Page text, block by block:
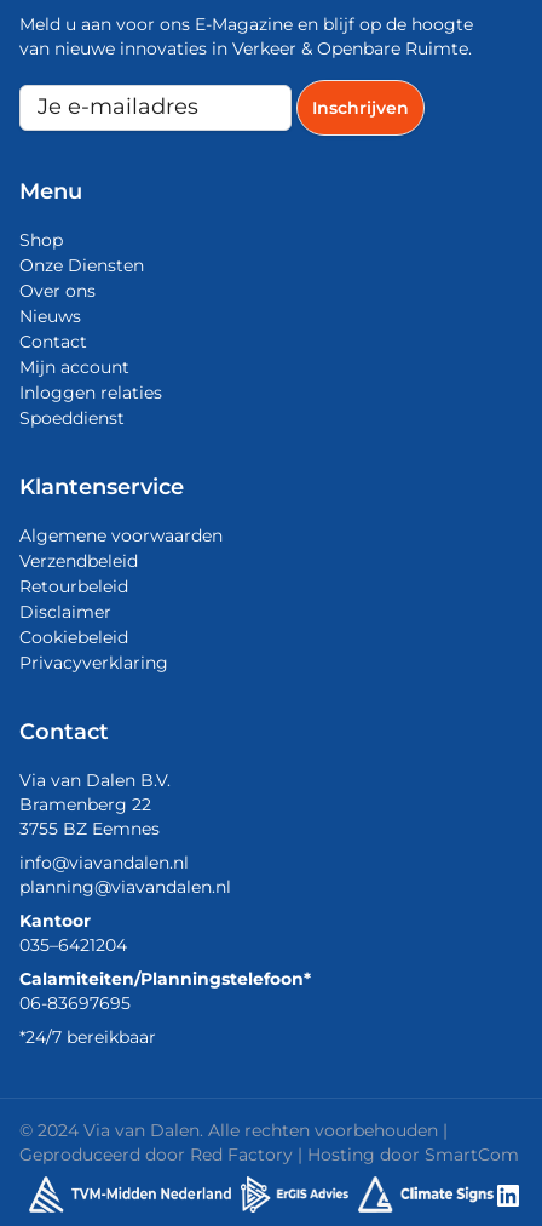
Meld u aan voor ons E-Magazine en blijf op de hoogte
van nieuwe innovaties in Verkeer & Openbare Ruimte.
Menu
Shop
Onze Diensten
Over ons
Nieuws
Contact
Mijn account
Inloggen relaties
Spoeddienst
Klantenservice
Algemene voorwaarden
Verzendbeleid
Retourbeleid
Disclaimer
Cookiebeleid
Privacyverklaring
Contact
Via van Dalen B.V.
Bramenberg 22
3755 BZ Eemnes
info@viavandalen.nl
planning@viavandalen.nl
Kantoor
035–6421204
Calamiteiten/Planningstelefoon*
06-83697695
*24/7 bereikbaar
© 2024 Via van Dalen. Alle rechten voorbehouden |
Geproduceerd door Red Factory | Hosting door SmartCom